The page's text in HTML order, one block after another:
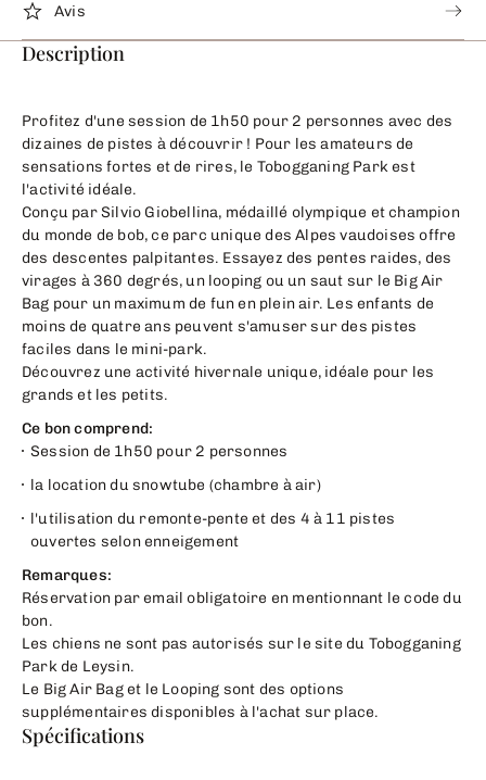
Avis
Description
Profitez d'une session de 1h50 pour 2 personnes avec des
dizaines de pistes à découvrir ! Pour les amateurs de
sensations fortes et de rires, le Tobogganing Park est
l'activité idéale.
Conçu par Silvio Giobellina, médaillé olympique et champion
du monde de bob, ce parc unique des Alpes vaudoises offre
des descentes palpitantes. Essayez des pentes raides, des
virages à 360 degrés, un looping ou un saut sur le Big Air
Bag pour un maximum de fun en plein air. Les enfants de
moins de quatre ans peuvent s'amuser sur des pistes
faciles dans le mini-park.
Découvrez une activité hivernale unique, idéale pour les
grands et les petits.
Ce bon comprend:
Session de 1h50 pour 2 personnes
la location du snowtube (chambre à air)
l'utilisation du remonte-pente et des 4 à 11 pistes
ouvertes selon enneigement
Remarques:
Réservation par email obligatoire en mentionnant le code du
bon.
Les chiens ne sont pas autorisés sur le site du Tobogganing
Park de Leysin.
Le Big Air Bag et le Looping sont des options
supplémentaires disponibles à l'achat sur place.
Spécifications